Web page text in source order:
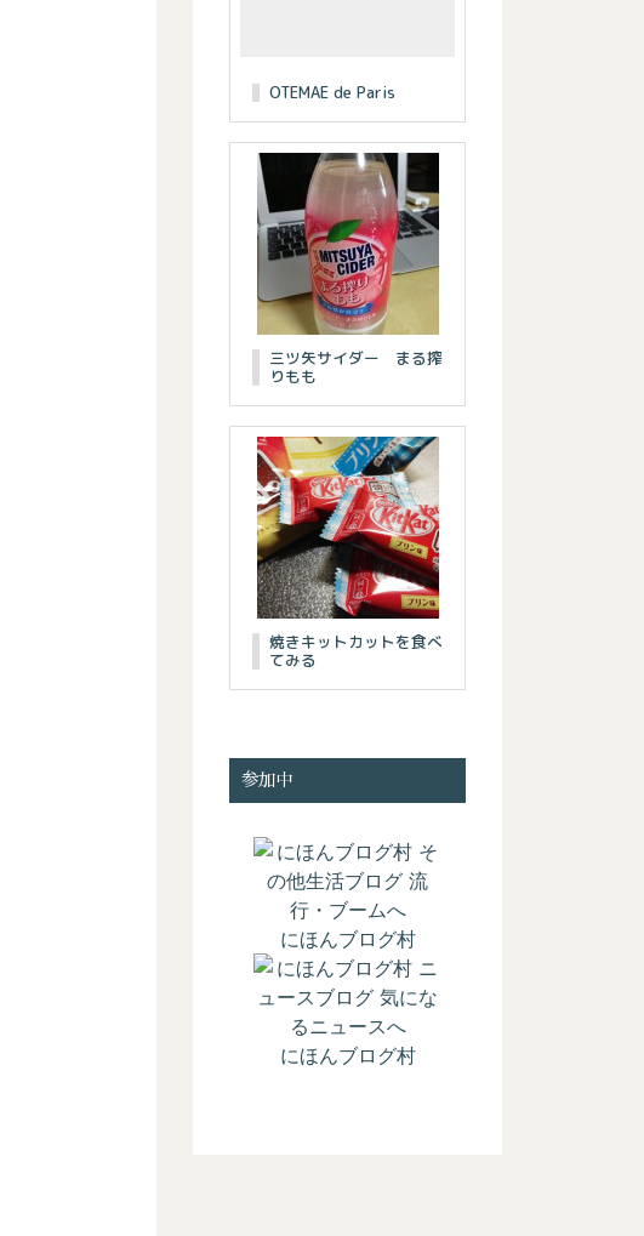
OTEMAE de Paris
三ツ矢サイダー まる搾
りもも
焼きキットカットを食べ
てみる
参加中
にほんブログ村
にほんブログ村